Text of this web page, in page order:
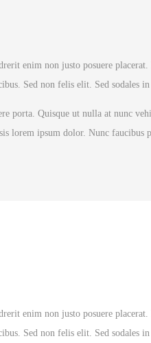
enim non justo posuere
Sed non felis elit. Sed
porta. Quisque ut nulla at nunc
lorem ipsum dolor. Nunc
enim non justo posuere
Sed non felis elit. Sed